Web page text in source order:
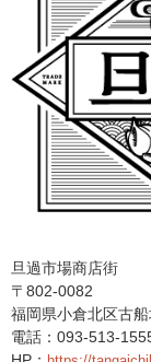
旦過市場商店街
〒802-0082
福岡県小倉北区古
電話：093-513-